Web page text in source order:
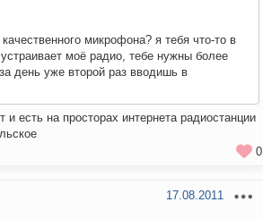
микрофона? я тебя что-то в
моё радио, тебе нужны более
день уже второй раз вводишь в
есть на просторах интернета радиостанции
0
17.08.2011